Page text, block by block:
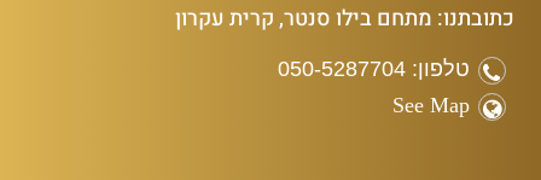
כתובתנו: מתחם בילו סנטר, קרית עקרון
טלפון: 050-5287704
See Map